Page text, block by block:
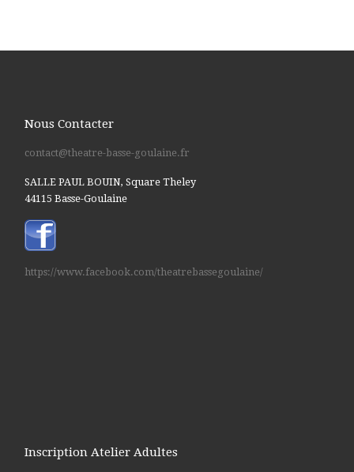
Nous Contacter
contact@theatre-basse-goulaine.fr
SALLE PAUL BOUIN, Square Theley
44115 Basse-Goulaine
https://www.facebook.com/theatrebassegoulaine/
Inscription Atelier Adultes